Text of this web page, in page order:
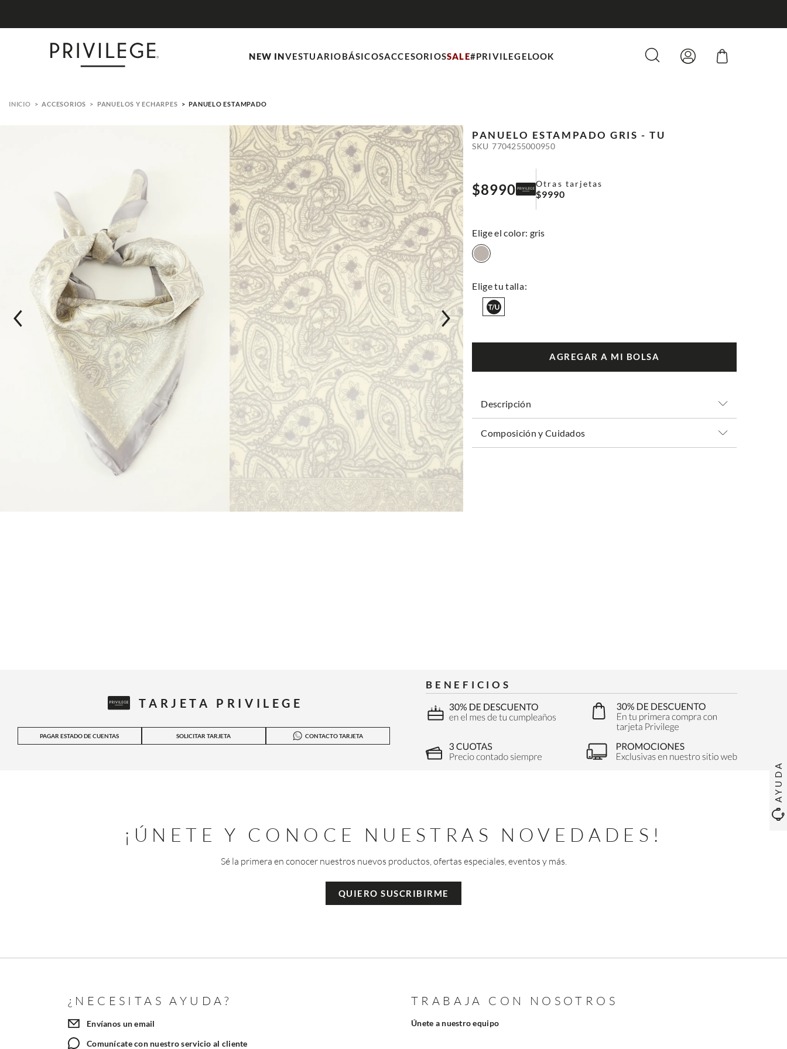
AYUDA
NEW INVESTUARIOBÁSICOSACCESORIOSSALE#PRIVILEGELOOK
ACCESORIOS PANUELOS Y ECHARPES PANUELO ESTAMPADO
PANUELO ESTAMPADO GRIS - TU
SKU 7704255000950
$8990 Otras tarjetas
$9990
: gris
AGREGAR A MI BOLSA
Descripción
Composición y Cuidados
TARJETA PRIVILEGE
PAGAR ESTADO DE CUENTAS SOLICITAR TARJETA CONTACTO TARJETA
BENEFICIOS
¡ÚNETE Y CONOCE NUESTRAS NOVEDADES!
Sé la primera en conocer nuestros nuevos productos, ofertas especiales, eventos y más.
QUIERO SUSCRIBIRME
¿NECESITAS AYUDA?
Envíanos un email
Comunícate con nuestro servicio al cliente
TRABAJA CON NOSOTROS
Únete a nuestro equipo